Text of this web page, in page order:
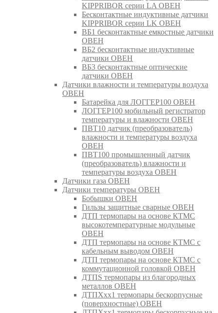
KIPPRIBOR серии LA ОВЕН
Бесконтактные индуктивные датчики
KIPPRIBOR серии LK ОВЕН
ВБ1 бесконтактные емкостные датчики
ОВЕН
ВБ2 бесконтактные индуктивные
датчики ОВЕН
ВБ3 бесконтактные оптические
датчики ОВЕН
Датчики влажности и температуры воздуха
ОВЕН
Батарейка для ЛОГГЕР100 ОВЕН
ЛОГГЕР100 мобильный регистратор
температуры и влажности ОВЕН
ПВТ10 датчик (преобразователь)
влажности и температуры воздуха
ОВЕН
ПВТ100 промышленный датчик
(преобразователь) влажности и
температуры воздуха ОВЕН
Датчики газа ОВЕН
Датчики температуры ОВЕН
Бобышки ОВЕН
Гильзы защитные сварные ОВЕН
ДТП термопары на основе КТМС
высокотемпературные модульные
ОВЕН
ДТП термопары на основе КТМС с
кабельным выводом ОВЕН
ДТП термопары на основе КТМС с
коммутационной головкой ОВЕН
ДТПS термопары из благородных
металлов ОВЕН
ДТПХхх1 термопары бескорпусные
(поверхностные) ОВЕН